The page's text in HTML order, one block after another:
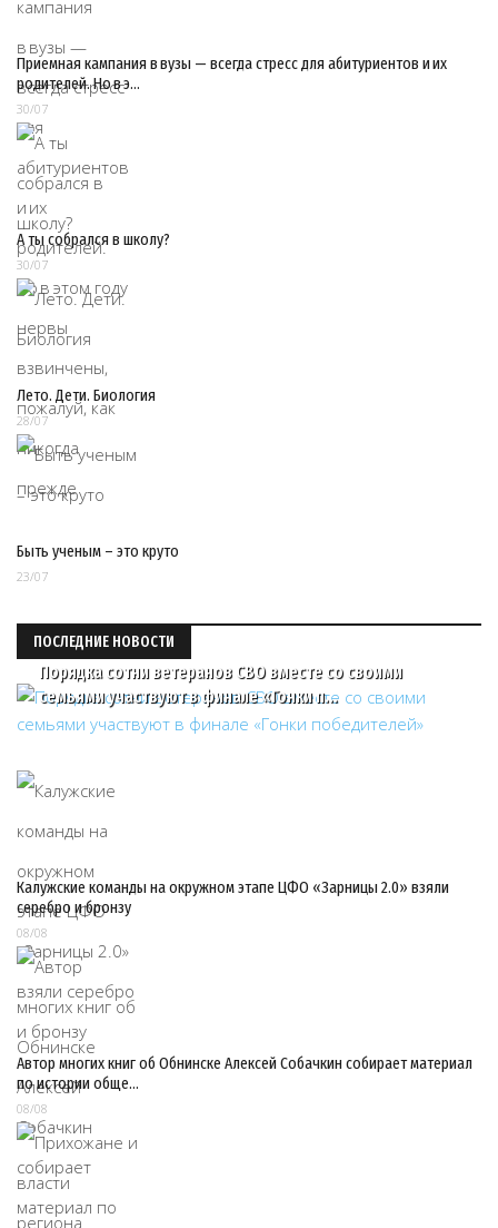
Приемная кампания в вузы — всегда стресс для абитуриентов и их
родителей. Но в э…
30/07
А ты собрался в школу?
30/07
Лето. Дети. Биология
28/07
Быть ученым – это круто
23/07
ПОСЛЕДНИЕ НОВОСТИ
Порядка сотни ветеранов СВО вместе со своими
семьями участвуют в финале «Гонки п…
Калужские команды на окружном этапе ЦФО «Зарницы 2.0» взяли
серебро и бронзу
08/08
Автор многих книг об Обнинске Алексей Собачкин собирает материал
по истории обще…
08/08